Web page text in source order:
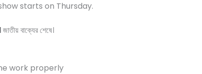
starts on Thursday.
জাতীয় বাক্যের শেষে।
work properly